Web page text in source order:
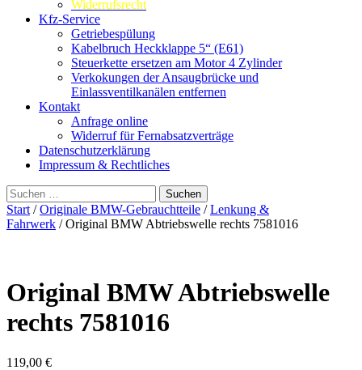
Widerrufsrecht
Kfz-Service
Getriebespülung
Kabelbruch Heckklappe 5“ (E61)
Steuerkette ersetzen am Motor 4 Zylinder
Verkokungen der Ansaugbrücke und
Einlassventilkanälen entfernen
Kontakt
Anfrage online
Widerruf für Fernabsatzverträge
Datenschutzerklärung
Impressum & Rechtliches
Suchen
nach:
Start /Originale BMW-Gebrauchtteile /Lenkung &
Fahrwerk / Original BMW Abtriebswelle rechts 7581016
Original BMW Abtriebswelle
rechts 7581016
119,00 €